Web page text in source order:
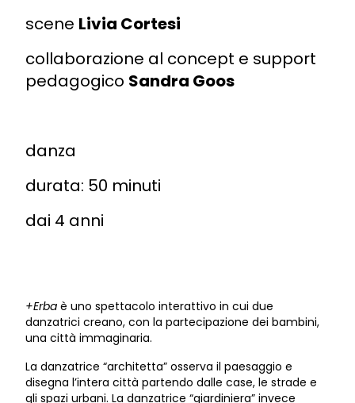
scene Livia Cortesi
collaborazione al concept e support
pedagogico Sandra Goos
danza
durata: 50 minuti
dai 4 anni
+Erba è uno spettacolo interattivo in cui due
danzatrici creano, con la partecipazione dei bambini,
una città immaginaria.
La danzatrice “architetta” osserva il paesaggio e
disegna l’intera città partendo dalle case, le strade e
gli spazi urbani. La danzatrice “giardiniera” invece